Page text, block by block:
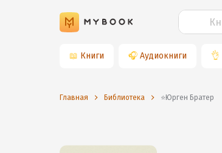
📖 Книги 🎧 Аудиокниги 👌
Главная Библиотека ⭐️Юрген Братер